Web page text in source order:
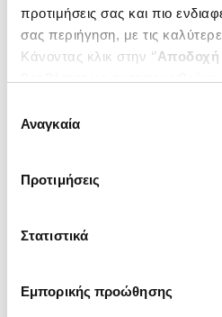
προτιμήσεις σας και πιο
σας περιήγηση, με τις
Κάνοντας κλικ στην ‘’
ενδιαφέρουν και να
΄΄και να
συγκατάθεσης
Αναγκαία
Προτιμήσεις
Στατιστικά
Εμπορικής προώθησης